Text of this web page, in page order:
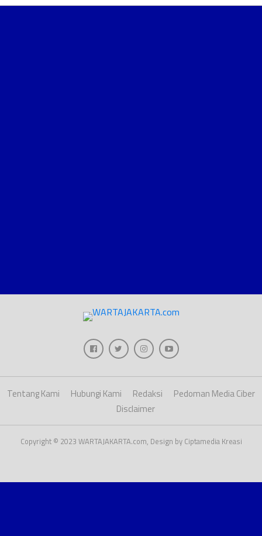
Tentang Kami Hubungi Kami Redaksi
Pedoman Media Ciber
Disclaimer
Copyright © 2023 WARTAJAKARTA.com, Design by Ciptamedia Kreasi